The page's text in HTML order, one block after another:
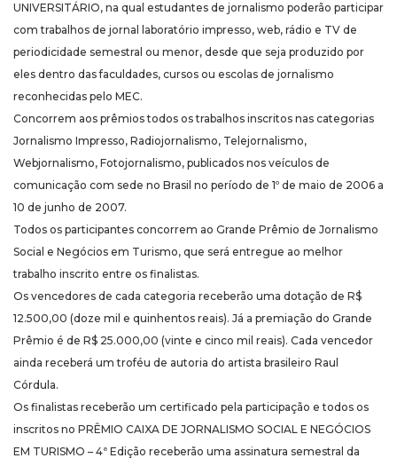
UNIVERSITÁRIO, na qual estudantes de jornalismo poderão participar
com trabalhos de jornal laboratório impresso, web, rádio e TV de
periodicidade semestral ou menor, desde que seja produzido por
eles dentro das faculdades, cursos ou escolas de jornalismo
reconhecidas pelo MEC.
Concorrem aos prêmios todos os trabalhos inscritos nas categorias
Jornalismo Impresso, Radiojornalismo, Telejornalismo,
Webjornalismo, Fotojornalismo, publicados nos veículos de
comunicação com sede no Brasil no período de 1º de maio de 2006 a
10 de junho de 2007.
Todos os participantes concorrem ao Grande Prêmio de Jornalismo
Social e Negócios em Turismo, que será entregue ao melhor
trabalho inscrito entre os finalistas.
Os vencedores de cada categoria receberão uma dotação de R$
12.500,00 (doze mil e quinhentos reais). Já a premiação do Grande
Prêmio é de R$ 25.000,00 (vinte e cinco mil reais). Cada vencedor
ainda receberá um troféu de autoria do artista brasileiro Raul
Córdula.
Os finalistas receberão um certificado pela participação e todos os
inscritos no PRÊMIO CAIXA DE JORNALISMO SOCIAL E NEGÓCIOS
EM TURISMO – 4ª Edição receberão uma assinatura semestral da